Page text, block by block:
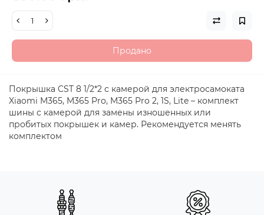
Продано
Покрышка CST 8 1/2*2 с камерой для электросамоката
Xiaomi M365, M365 Pro, M365 Pro 2, 1S, Lite – комплект
шины с камерой для замены изношенных или
пробитых покрышек и камер. Рекомендуется менять
комплектом